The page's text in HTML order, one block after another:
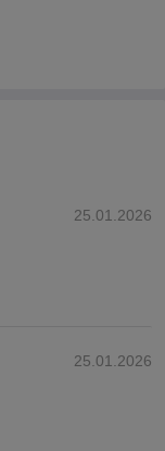
25.01.2026
25.01.2026